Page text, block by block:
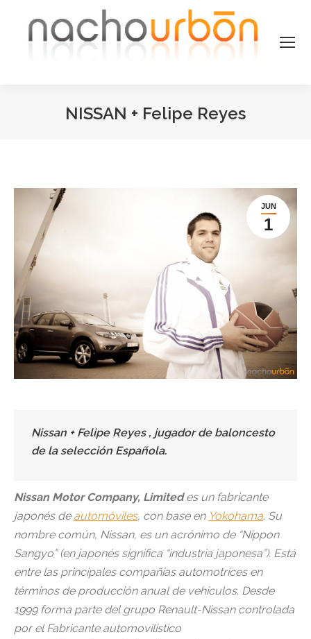
NISSAN + Felipe Reyes
JUN
1
Nissan + Felipe Reyes , jugador de baloncesto
de la selección Española.
Nissan Motor Company, Limitedes un fabricante
japonés de automóviles, con base en Yokohama. Su
nombre común, Nissan, es un acrónimo de “Nippon
Sangyo” (en japonés significa “industria japonesa”). Está
entre las principales compañías automotrices en
términos de producción anual de vehículos. Desde
1999 forma parte del grupo Renault-Nissan controlada
por el Fabricante automovilístico